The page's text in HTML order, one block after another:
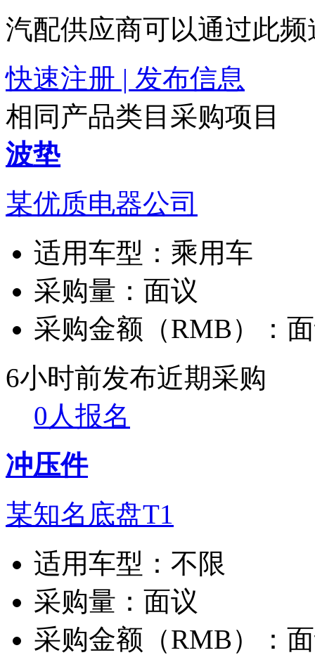
汽配供应商可以通过此
快速注册 | 发布信息
相同产品类目采购项目
波垫
某优质电器公司
适用车型： 乘用车
采购量： 面议
采购金额（RMB）：
6小时前发布近期采购
0人报名
冲压件
某知名底盘T1
适用车型： 不限
采购量： 面议
采购金额（RMB）：